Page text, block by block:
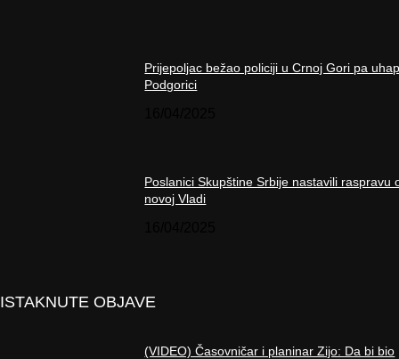
Prijepoljac bežao policiji u Crnoj Gori pa
Podgorici
Poslanici Skupštine Srbije nastavili raspravu
novoj Vladi
ISTAKNUTE OBJAVE
(VIDEO) Časovničar i planinar Zijo: Da bi bio